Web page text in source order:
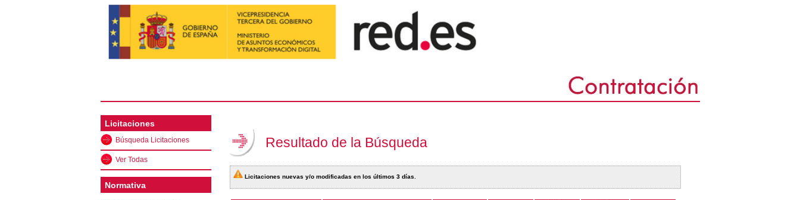
Licitaciones
Búsqueda Licitaciones
Ver Todas
Normativa
Resultado de la Búsqueda
Licitaciones nuevas y/o modificadas en los últimos 3 días.